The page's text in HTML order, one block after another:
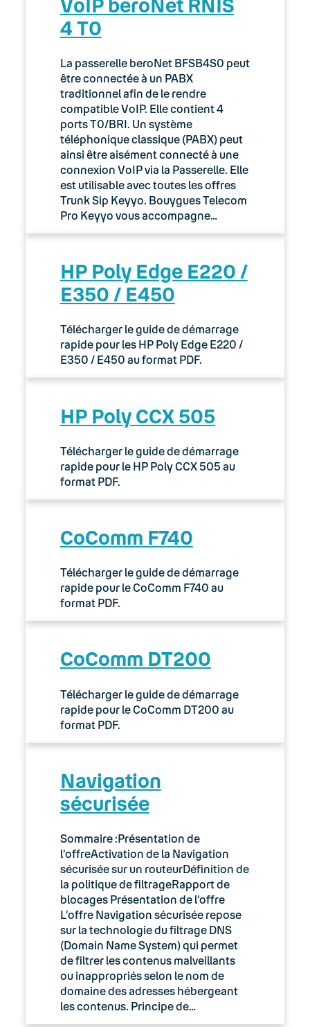
4 T0
La passerelle beroNet BFSB4S0 peut
être connectée à un PABX
traditionnel afin de le rendre
compatible VoIP. Elle contient 4
ports T0/BRI. Un système
téléphonique classique (PABX) peut
ainsi être aisément connecté à une
connexion VoIP via la Passerelle. Elle
est utilisable avec toutes les offres
Trunk Sip Keyyo. Bouygues Telecom
Pro Keyyo vous accompagne…
HP Poly Edge E220 /
E350 / E450
Télécharger le guide de démarrage
rapide pour les HP Poly Edge E220 /
E350 / E450 au format PDF.
HP Poly CCX 505
Télécharger le guide de démarrage
rapide pour le HP Poly CCX 505 au
format PDF.
CoComm F740
Télécharger le guide de démarrage
rapide pour le CoComm F740 au
format PDF.
CoComm DT200
Télécharger le guide de démarrage
rapide pour le CoComm DT200 au
format PDF.
Navigation
sécurisée
Sommaire :Présentation de
l’offreActivation de la Navigation
sécurisée sur un routeurDéfinition de
la politique de filtrageRapport de
blocages Présentation de l’offre
L’offre Navigation sécurisée repose
sur la technologie du filtrage DNS
(Domain Name System) qui permet
de filtrer les contenus malveillants
ou inappropriés selon le nom de
domaine des adresses hébergeant
les contenus. Principe de…